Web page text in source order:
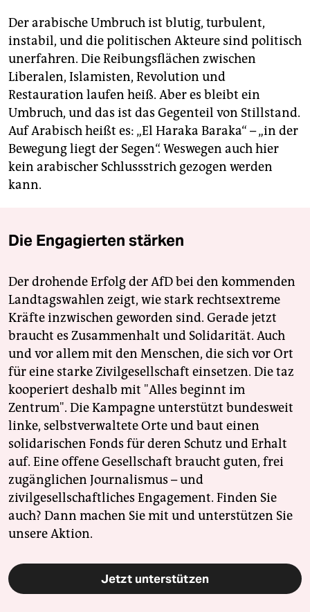
Der arabische Umbruch ist blutig, turbulent,
instabil, und die politischen Akteure sind politisch
unerfahren. Die Reibungsflächen zwischen
Liberalen, Islamisten, Revolution und
Restauration laufen heiß. Aber es bleibt ein
Umbruch, und das ist das Gegenteil von Stillstand.
Auf Arabisch heißt es: „El Haraka Baraka“ – „in der
Bewegung liegt der Segen“. Weswegen auch hier
kein arabischer Schlussstrich gezogen werden
kann.
Die Engagierten stärken
Der drohende Erfolg der AfD bei den kommenden
Landtagswahlen zeigt, wie stark rechtsextreme
Kräfte inzwischen geworden sind. Gerade jetzt
braucht es Zusammenhalt und Solidarität. Auch
und vor allem mit den Menschen, die sich vor Ort
für eine starke Zivilgesellschaft einsetzen. Die taz
kooperiert deshalb mit "Alles beginnt im
Zentrum". Die Kampagne unterstützt bundesweit
linke, selbstverwaltete Orte und baut einen
solidarischen Fonds für deren Schutz und Erhalt
auf. Eine offene Gesellschaft braucht guten, frei
zugänglichen Journalismus – und
zivilgesellschaftliches Engagement. Finden Sie
auch? Dann machen Sie mit und unterstützen Sie
unsere Aktion.
Jetzt unterstützen